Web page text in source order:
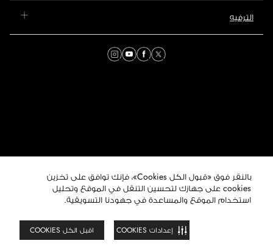
بالنقر فوق «قبول الكل Cookies»، فإنك توافق على تخزين
cookies على جهازك لتحسين التنقل في الموقع وتحليل
استخدام الموقع والمساعدة في جهودنا التسويقية.
اقبل الكل COOKIES إعدادات COOKIES
الترفيه
© 2026 مول عُمان. جميع
الحقوق محفوظة. هذا الموقع
تابع لمجموعة ماجد الفطيم
العقارية.